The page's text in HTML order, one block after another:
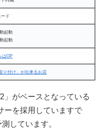
ド
起動
起動
はOP
り付け」が出来るお店
」がベースとなっている
ーを採用していますで
しています。